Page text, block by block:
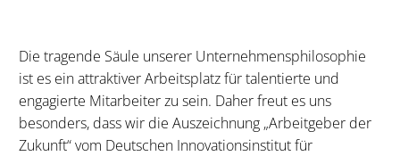
Die tragende Säule unserer Unternehmensphilosophie
ist es ein attraktiver Arbeitsplatz für talentierte und
engagierte Mitarbeiter zu sein. Daher freut es uns
besonders, dass wir die Auszeichnung „Arbeitgeber der
Zukunft“ vom Deutschen Innovationsinstitut für